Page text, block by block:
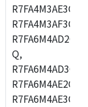
Q,